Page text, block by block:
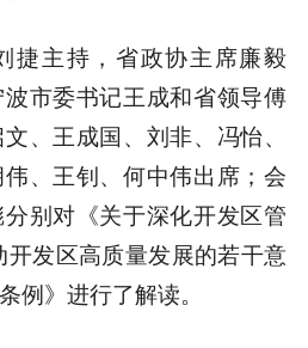
捷主持，省政协主席廉毅
市委书记王成和省领导傅
、王成国、刘非、冯怡、
、王钊、何中伟出席；会
分别对《关于深化开发区管
发区高质量发展的若干意
例》进行了解读。